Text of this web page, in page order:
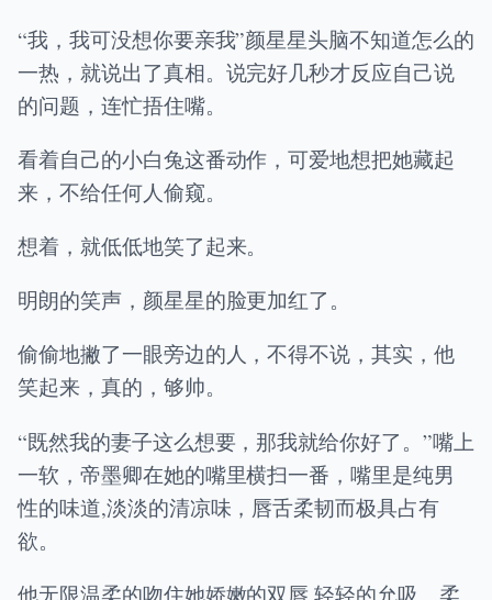
“我，我可没想你要亲我”颜星星头脑不知道怎么的
一热，就说出了真相。说完好几秒才反应自己说
的问题，连忙捂住嘴。
看着自己的小白兔这番动作，可爱地想把她藏起
来，不给任何人偷窥。
想着，就低低地笑了起来。
明朗的笑声，颜星星的脸更加红了。
偷偷地撇了一眼旁边的人，不得不说，其实，他
笑起来，真的，够帅。
“既然我的妻子这么想要，那我就给你好了。”嘴上
一软，帝墨卿在她的嘴里横扫一番，嘴里是纯男
性的味道,淡淡的清凉味，唇舌柔韧而极具占有
欲。
他无限温柔的吻住她娇嫩的双唇,轻轻的允吸、柔